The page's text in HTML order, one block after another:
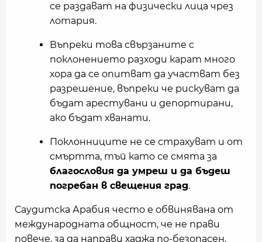
се раздават на физически лица чрез
лотария.
Въпреки това свързаните с
поклонението разходи карат много
хора да се опитват да участват без
разрешение, въпреки че рискуват да
бъдат арестувани и депортирани,
ако бъдат хванати.
Поклонниците не се страхуват и от
смъртта, тъй като се смята за
благословия да умреш и да бъдеш
погребан в свещения град.
Саудитска Арабия често е обвинявана от
международната общност, че не прави
повече, за да направи хаджа по-безопасен,